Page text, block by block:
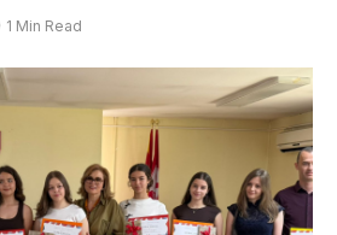
1 Min Read